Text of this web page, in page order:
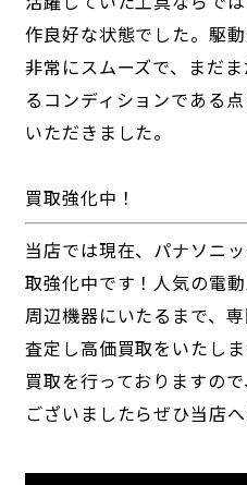
作良好な状態でした。駆
非常にスムーズで、まだ
るコンディションである
いただきました。
買取強化中！
当店では現在、パナソニ
取強化中です！人気の電
周辺機器にいたるまで、
査定し高価買取をいたし
買取を行っておりますの
ございましたらぜひ当店